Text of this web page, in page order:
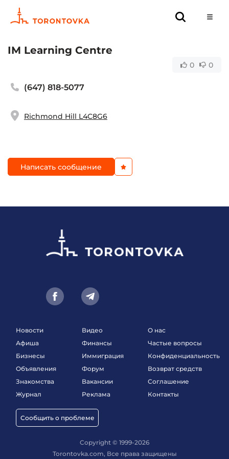
IM Learning Centre
0 0
(647) 818-5077
Richmond Hill L4C8G6
Написать сообщение
Новости
Афиша
Бизнесы
Объявления
Знакомства
Журнал
Сообщить о проблеме
Видео
Финансы
Иммиграция
Форум
Вакансии
Реклама
О нас
Частые вопросы
Конфиденциальность
Возврат средств
Соглашение
Контакты
Copyright © 1999-2026
Torontovka.com, Все права защищены